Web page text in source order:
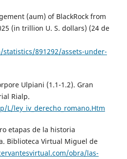
(aum) of BlackRock from
(in trillion U. S. dollars) (24 de
891292/assets-under-
Ulpiani (1.1-1.2). Gran
Rialp.
ley_iv_derecho_romano.Htm
etapas de la historia
Biblioteca Virtual Miguel de
obra/las-